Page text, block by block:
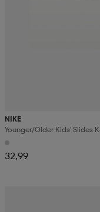
NIKE
Younger/older Kids' Slides
32,99